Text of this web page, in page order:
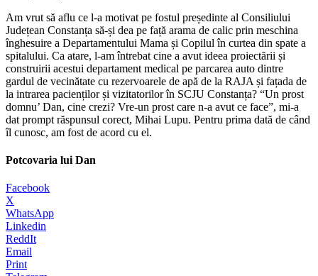
Am vrut să aflu ce l-a motivat pe fostul președinte al Consiliului
Județean Constanța să-și dea pe față arama de calic prin meschina
înghesuire a Departamentului Mama și Copilul în curtea din spate a
spitalului. Ca atare, l-am întrebat cine a avut ideea proiectării și
construirii acestui departament medical pe parcarea auto dintre
gardul de vecinătate cu rezervoarele de apă de la RAJA și fațada de
la intrarea pacienților și vizitatorilor în SCJU Constanța? “Un prost
domnu’ Dan, cine crezi? Vre-un prost care n-a avut ce face”, mi-a
dat prompt răspunsul corect, Mihai Lupu. Pentru prima dată de când
îl cunosc, am fost de acord cu el.
Potcovaria lui Dan
Facebook
X
WhatsApp
Linkedin
ReddIt
Email
Print